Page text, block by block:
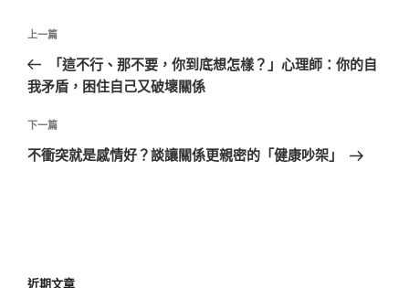
文
導
覽
上
一
篇
章
上一篇
「這不行、那不要，你到底想怎樣？」心理師：你的自
我矛盾，困住自己又破壞關係
下
一
下一篇
不衝突就是感情好？談讓關係更親密的「健康吵架」
近期文章